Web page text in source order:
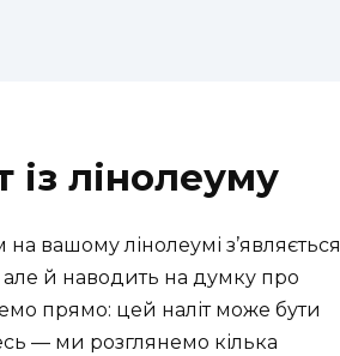
із лінолеуму
вашому лінолеумі з’являється
але й наводить на думку про
прямо: цей наліт може бути
— ми розглянемо кілька